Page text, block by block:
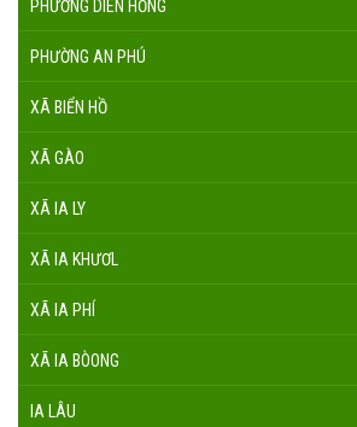
PHƯỜNG DIÊN HỒNG
PHƯỜNG AN PHÚ
XÃ BIỂN HỒ
XÃ GÀO
XÃ IA LY
XÃ IA KHƯƠL
XÃ IA PHÍ
XÃ IA BÒONG
IA LÂU